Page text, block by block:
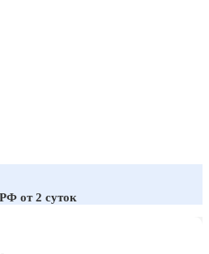
от 2 суток